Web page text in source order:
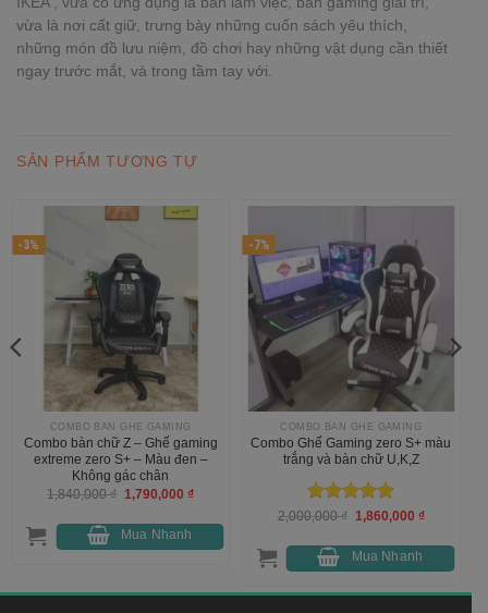
vừa là nơi cất giữ, trưng bày những cuốn sách yêu thích,
những món đồ lưu niệm, đồ chơi hay những vật dụng cần thiết
ngay trước mắt, và trong tầm tay với.
SẢN PHẨM TƯƠNG TỰ
-3%
COMBO BÀN GHẾ GAMING
Combo bàn chữ Z – Ghế gaming
extreme zero S+ – Màu đen –
Không gác chân
1,840,000₫ Giá
gốc
1,840,000 ₫.
1,790,000 ₫Giá
Mua Nhanh
-7%
COMBO BÀN GHẾ GAMING
Combo Ghế Gaming zero S+ màu
trắng và bàn chữ U,K,Z
Được xếp
sao
2,000,000₫ Giá
gốc
2,000,000 ₫.
1,860,000 ₫Giá
Mua Nhanh
₫.